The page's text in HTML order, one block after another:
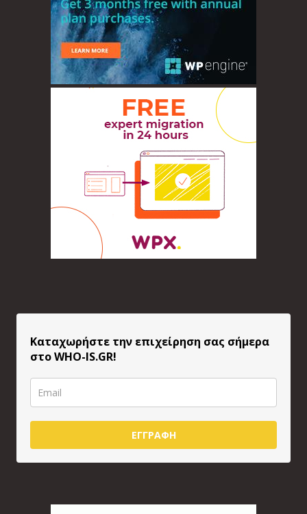
Καταχωρήστε την επιχείρηση σας σήμερα
στο WHO-IS.GR!
ΕΓΓΡΑΦΗ